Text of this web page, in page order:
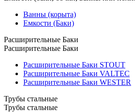
Ванны (корыта)
Емкости (Баки)
Расширительные Баки
Расширительные Баки
Расширительные Баки STOUT
Расширительные Баки VALTEC
Расширительные Баки WESTER
Трубы стальные
Трубы стальные